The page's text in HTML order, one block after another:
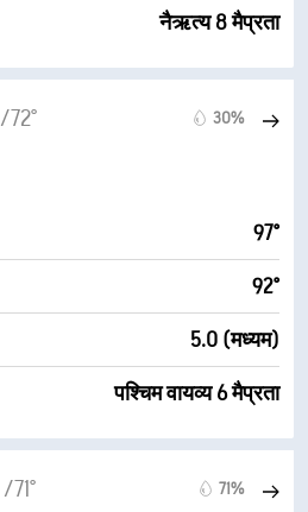
नैऋत्य 8 मैप्रता
/72° 30%
97°
92°
5.0 (मध्यम)
पश्चिम वायव्य 6 मैप्रता
/71° 71%